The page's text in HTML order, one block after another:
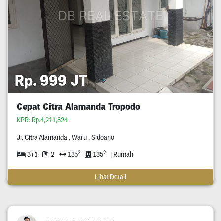
Rp. 999 JT
Cepat Citra Alamanda Tropodo
KPR: Rp.4,211,824
Jl. Citra Alamanda , Waru , Sidoarjo
3+1 2 1352 1352 | Rumah
Lihat Detail